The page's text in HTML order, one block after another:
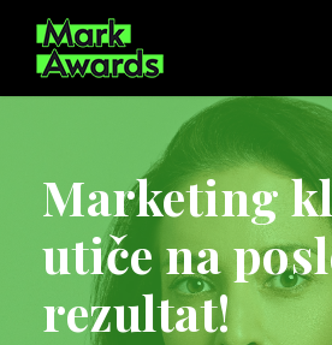
Marketing
utiče na
rezultat!